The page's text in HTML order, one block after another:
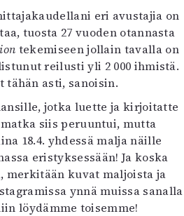
eri avustajia on
tuosta 27 vuoden otannasta
tekemiseen jollain tavalla on
reilusti yli 2 000 ihmistä.
tähän asti, sanoisin.
jotka luette ja kirjoitatte
siis peruuntui, mutta
18.4. yhdessä malja näille
eristyksessään! Ja koska
merkitään kuvat maljoista ja
ynnä muissa sanalla
löydämme toisemme!